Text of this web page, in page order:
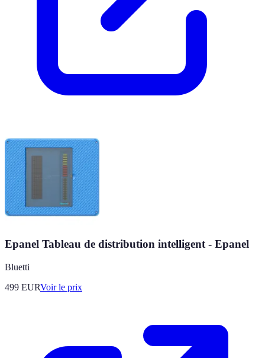
Epanel Tableau de distribution intelligent - Epanel
Bluetti
499 EURVoir le prix